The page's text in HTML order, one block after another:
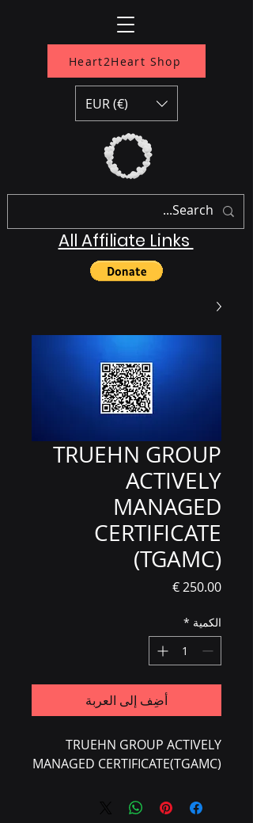
Heart2Heart Shop
All Affiliate Links
EUR (€)
TRUEHN GROUP
ACTIVELY
MANAGED
CERTIFICATE
(TGAMC)
السعر
الكمية *
أضِف إلى العربة
TRUEHN GROUP ACTIVELY
MANAGED CERTIFICATE(TGAMC)